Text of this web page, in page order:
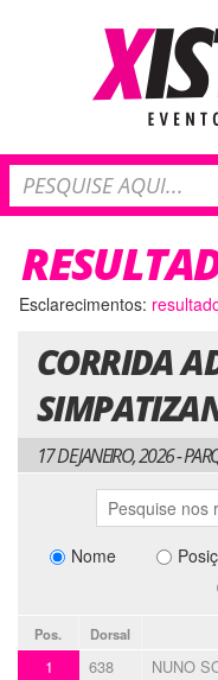
Esclarecimentos:
CORRIDA
17 DE JANEIRO, 2026 -
Nome
Pos. Dorsal
1 638 NUNO